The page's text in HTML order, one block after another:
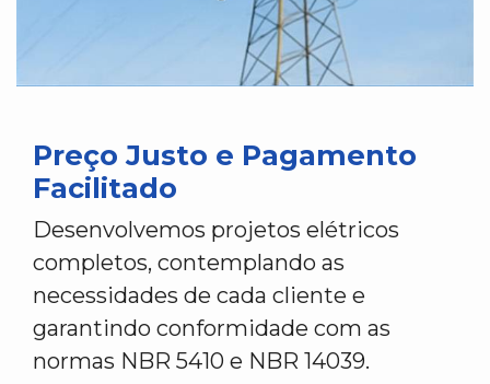
Preço Justo e Pagamento
Facilitado
Desenvolvemos projetos elétricos
completos, contemplando as
necessidades de cada cliente e
garantindo conformidade com as
normas NBR 5410 e NBR 14039.